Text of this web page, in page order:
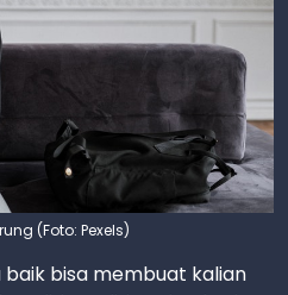
(Foto: Pexels)
bisa membuat kalian